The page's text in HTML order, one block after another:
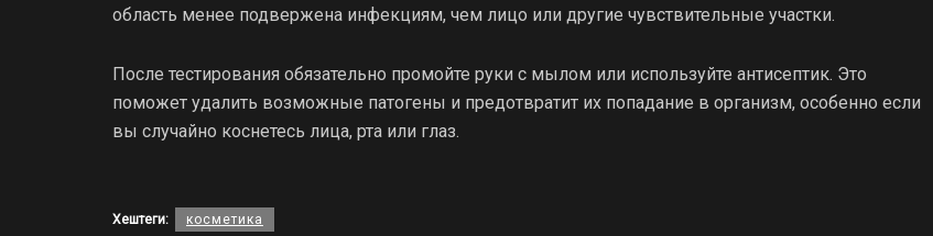
область менее подвержена инфекциям, чем лицо или другие чувствительные участки.
После тестирования обязательно промойте руки с мылом или используйте антисептик. Это
поможет удалить возможные патогены и предотвратит их попадание в организм, особенно если
вы случайно коснетесь лица, рта или глаз.
Хештеги: косметика